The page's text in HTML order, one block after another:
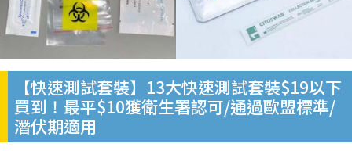
【快速測試套裝】13大快速測試套裝$19以下
買到！最平$10獲衛生署認可/通過歐盟標準/
潛伏期適用